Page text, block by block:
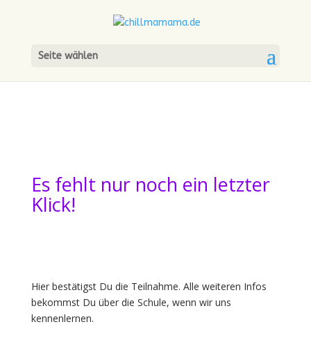
Seite wählen
Es fehlt nur noch ein letzter
Klick!
Hier bestätigst Du die Teilnahme. Alle weiteren Infos
bekommst Du über die Schule, wenn wir uns
kennenlernen.